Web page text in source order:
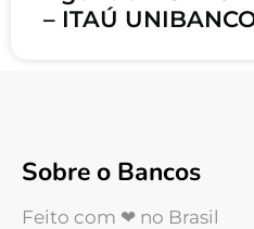
– ITAÚ
Sobre o Bancos
Feito com ❤ no Brasil